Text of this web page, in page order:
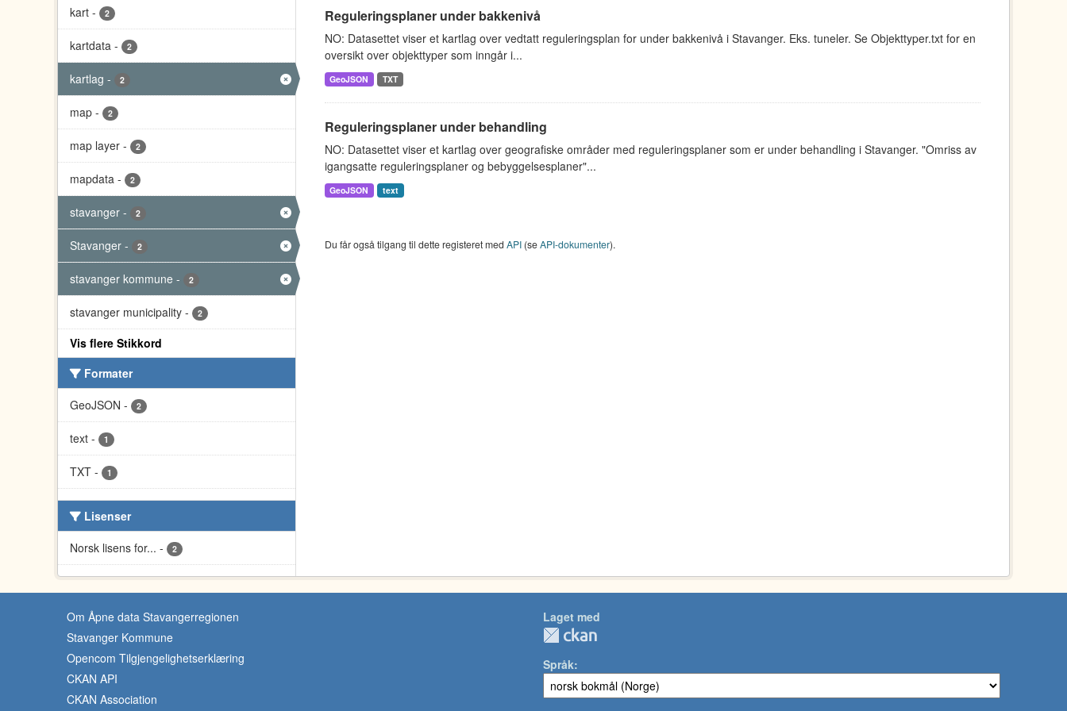
kart - 2
kartdata - 2
kartlag - 2
map - 2
map layer - 2
mapdata - 2
stavanger - 2
Stavanger - 2
stavanger kommune - 2
stavanger municipality - 2
Vis flere Stikkord
Formater
GeoJSON - 2
text - 1
TXT - 1
Lisenser
Norsk lisens for... - 2
Reguleringsplaner under bakkenivå
NO: Datasettet viser et kartlag over vedtatt reguleringsplan for under bakkenivå i Stavanger. Eks. tuneler. Se Objekttyper.txt for en
oversikt over objekttyper som inngår i...
GeoJSON TXT
Reguleringsplaner under behandling
NO: Datasettet viser et kartlag over geografiske områder med reguleringsplaner som er under behandling i Stavanger. "Omriss av
igangsatte reguleringsplaner og bebyggelsesplaner"...
GeoJSON text
Du får også tilgang til dette registeret med API(seAPI-dokumenter).
Om Åpne data Stavangerregionen
Stavanger Kommune
Opencom Tilgjengelighetserklæring
CKAN API
CKAN Association
Laget med
Språk